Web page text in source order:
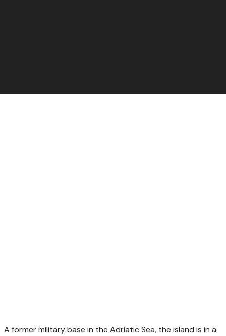
A former military base in the Adriatic Sea, the island is in a